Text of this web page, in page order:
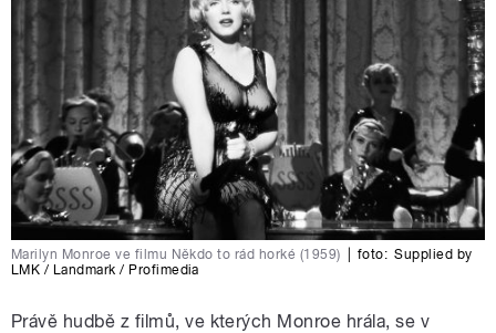
Marilyn Monroe ve filmu Někdo to rád horké (1959) foto: Supplied by
LMK / Landmark / Profimedia
Právě hudbě z filmů, ve kterých Monroe hrála, se v